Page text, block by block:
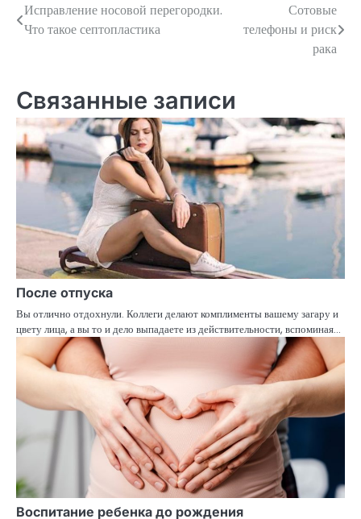
Навигация
Исправление носовой перегородки.
Что такое септопластика
Сотовые
телефоны и риск
рака
Связанные записи
После отпуска
Вы отлично отдохнули. Коллеги делают комплименты вашему загару и
цвету лица, а вы то и дело выпадаете из действительности, вспоминая…
Воспитание ребенка до рождения